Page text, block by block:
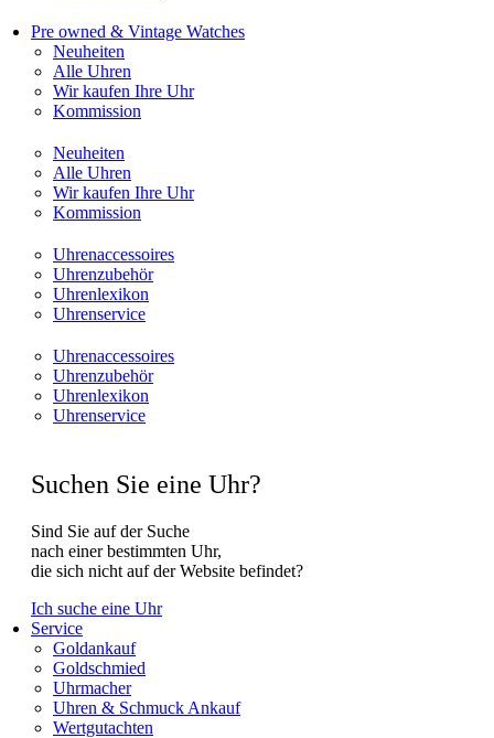
Pre owned & Vintage Watches
Neuheiten
Alle Uhren
Wir kaufen Ihre Uhr
Kommission
Neuheiten
Alle Uhren
Wir kaufen Ihre Uhr
Kommission
Uhrenaccessoires
Uhrenzubehör
Uhrenlexikon
Uhrenservice
Uhrenaccessoires
Uhrenzubehör
Uhrenlexikon
Uhrenservice
Suchen Sie eine Uhr?
Sind Sie auf der Suche
nach einer bestimmten Uhr,
die sich nicht auf der Website befindet?
Ich suche eine Uhr
Service
Goldankauf
Goldschmied
Uhrmacher
Uhren & Schmuck Ankauf
Wertgutachten